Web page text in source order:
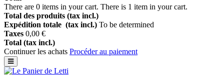
There are 0 items in your cart. There is 1 item in your cart.
Total des produits (tax incl.)
Expédition totale (tax incl.) To be determined
Taxes 0,00 €
Total (tax incl.)
Continuer les achats Procéder au paiement